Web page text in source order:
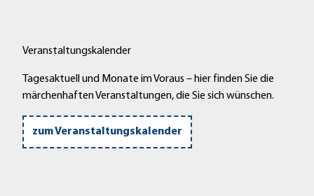
Veranstaltungskalender
Tagesaktuell und Monate im Voraus – hier finden Sie die
märchenhaften Veranstaltungen, die Sie sich wünschen.
zum Veranstaltungskalender